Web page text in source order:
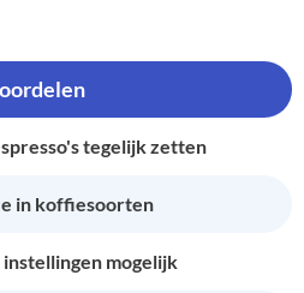
tegelijk zetten
in koffiesoorten
mogelijk